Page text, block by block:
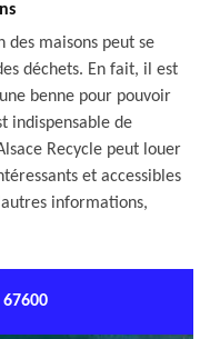
maisons peut se
déchets. En fait, il est
benne pour pouvoir
indispensable de
Recycle peut louer
et accessibles
informations,